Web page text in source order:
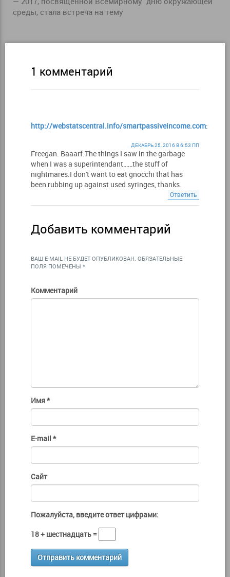
среды, стала встреча на тему
1 комментарий
http://webstatscentral.info/smartpassiveincome.com:
ДЕКАБРЬ 25, 2016 В 6:53 ПП
Freegan. Baaarf.The things I saw in the garbage
when I was a superintendant……the stuff of
nightmares.I don't want to eat gnocchi that has
been rubbing up against used syringes, thanks.
Ответить
Добавить комментарий
ВАШ E-MAIL НЕ БУДЕТ ОПУБЛИКОВАН. ОБЯЗАТЕЛЬНЫЕ
ПОЛЯ ПОМЕЧЕНЫ *
Комментарий
Имя*
E-mail *
Сайт
Пожалуйста, введите ответ цифрами:
18 + шестнадцать =